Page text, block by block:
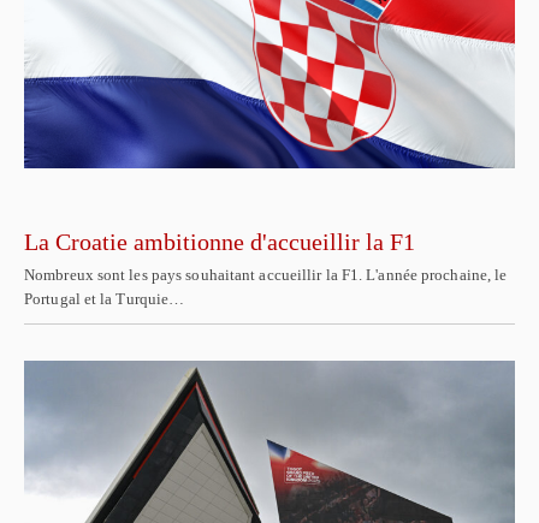
La Croatie ambitionne d'accueillir la F1
Nombreux sont les pays souhaitant accueillir la F1. L'année prochaine, le
Portugal et la Turquie…